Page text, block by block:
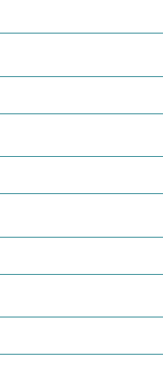
Sie sind noch kein Mitglied?